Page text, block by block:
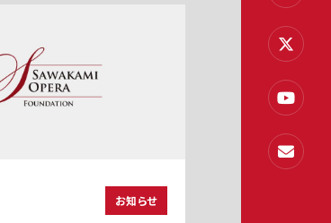
お知らせ